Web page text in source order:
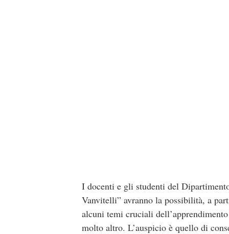
I docenti e gli studenti del
Vanvitelli” avranno la possibilità, a
alcuni temi cruciali
molto altro. L’auspicio è quello di